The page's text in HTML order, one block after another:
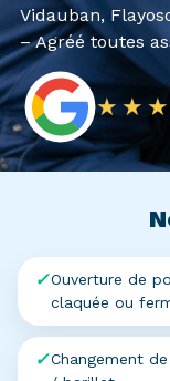
Vidauban,
– Agréé toutes
Ouverture de
claquée ou
Changement